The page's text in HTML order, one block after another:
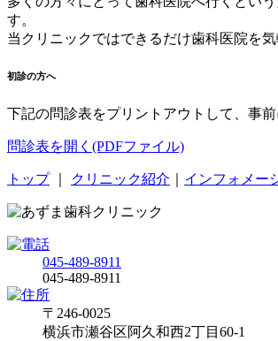
す。
当クリニックではできるだけ歯科医院を
初診の方へ
下記の問診表をプリントアウトして、事
問診表を開く (PDFファイル)
トップ｜ クリニック紹介 インフォメー
045-489-8911
045-489-8911
〒246-0025
横浜市瀬谷区阿久和西2丁目60-1